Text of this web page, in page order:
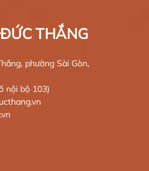
THẮNG
phường Sài Gòn,
nội bộ 103)